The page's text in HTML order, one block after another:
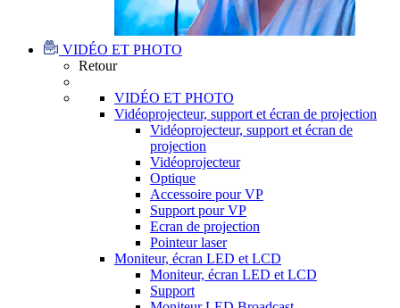
VIDÉO ET PHOTO
Retour
VIDÉO ET PHOTO
Vidéoprojecteur, support et écran de projection
Vidéoprojecteur, support et écran de
projection
Vidéoprojecteur
Optique
Accessoire pour VP
Support pour VP
Ecran de projection
Pointeur laser
Moniteur, écran LED et LCD
Moniteur, écran LED et LCD
Support